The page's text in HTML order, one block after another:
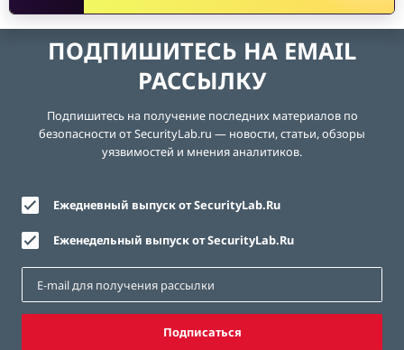
ПОДПИШИТЕСЬ НА EMAIL
РАССЫЛКУ
Подпишитесь на получение последних материалов по
безопасности от SecurityLab.ru — новости, статьи, обзоры
уязвимостей и мнения аналитиков.
Ежедневный выпуск от SecurityLab.Ru
Еженедельный выпуск от SecurityLab.Ru
Подписаться